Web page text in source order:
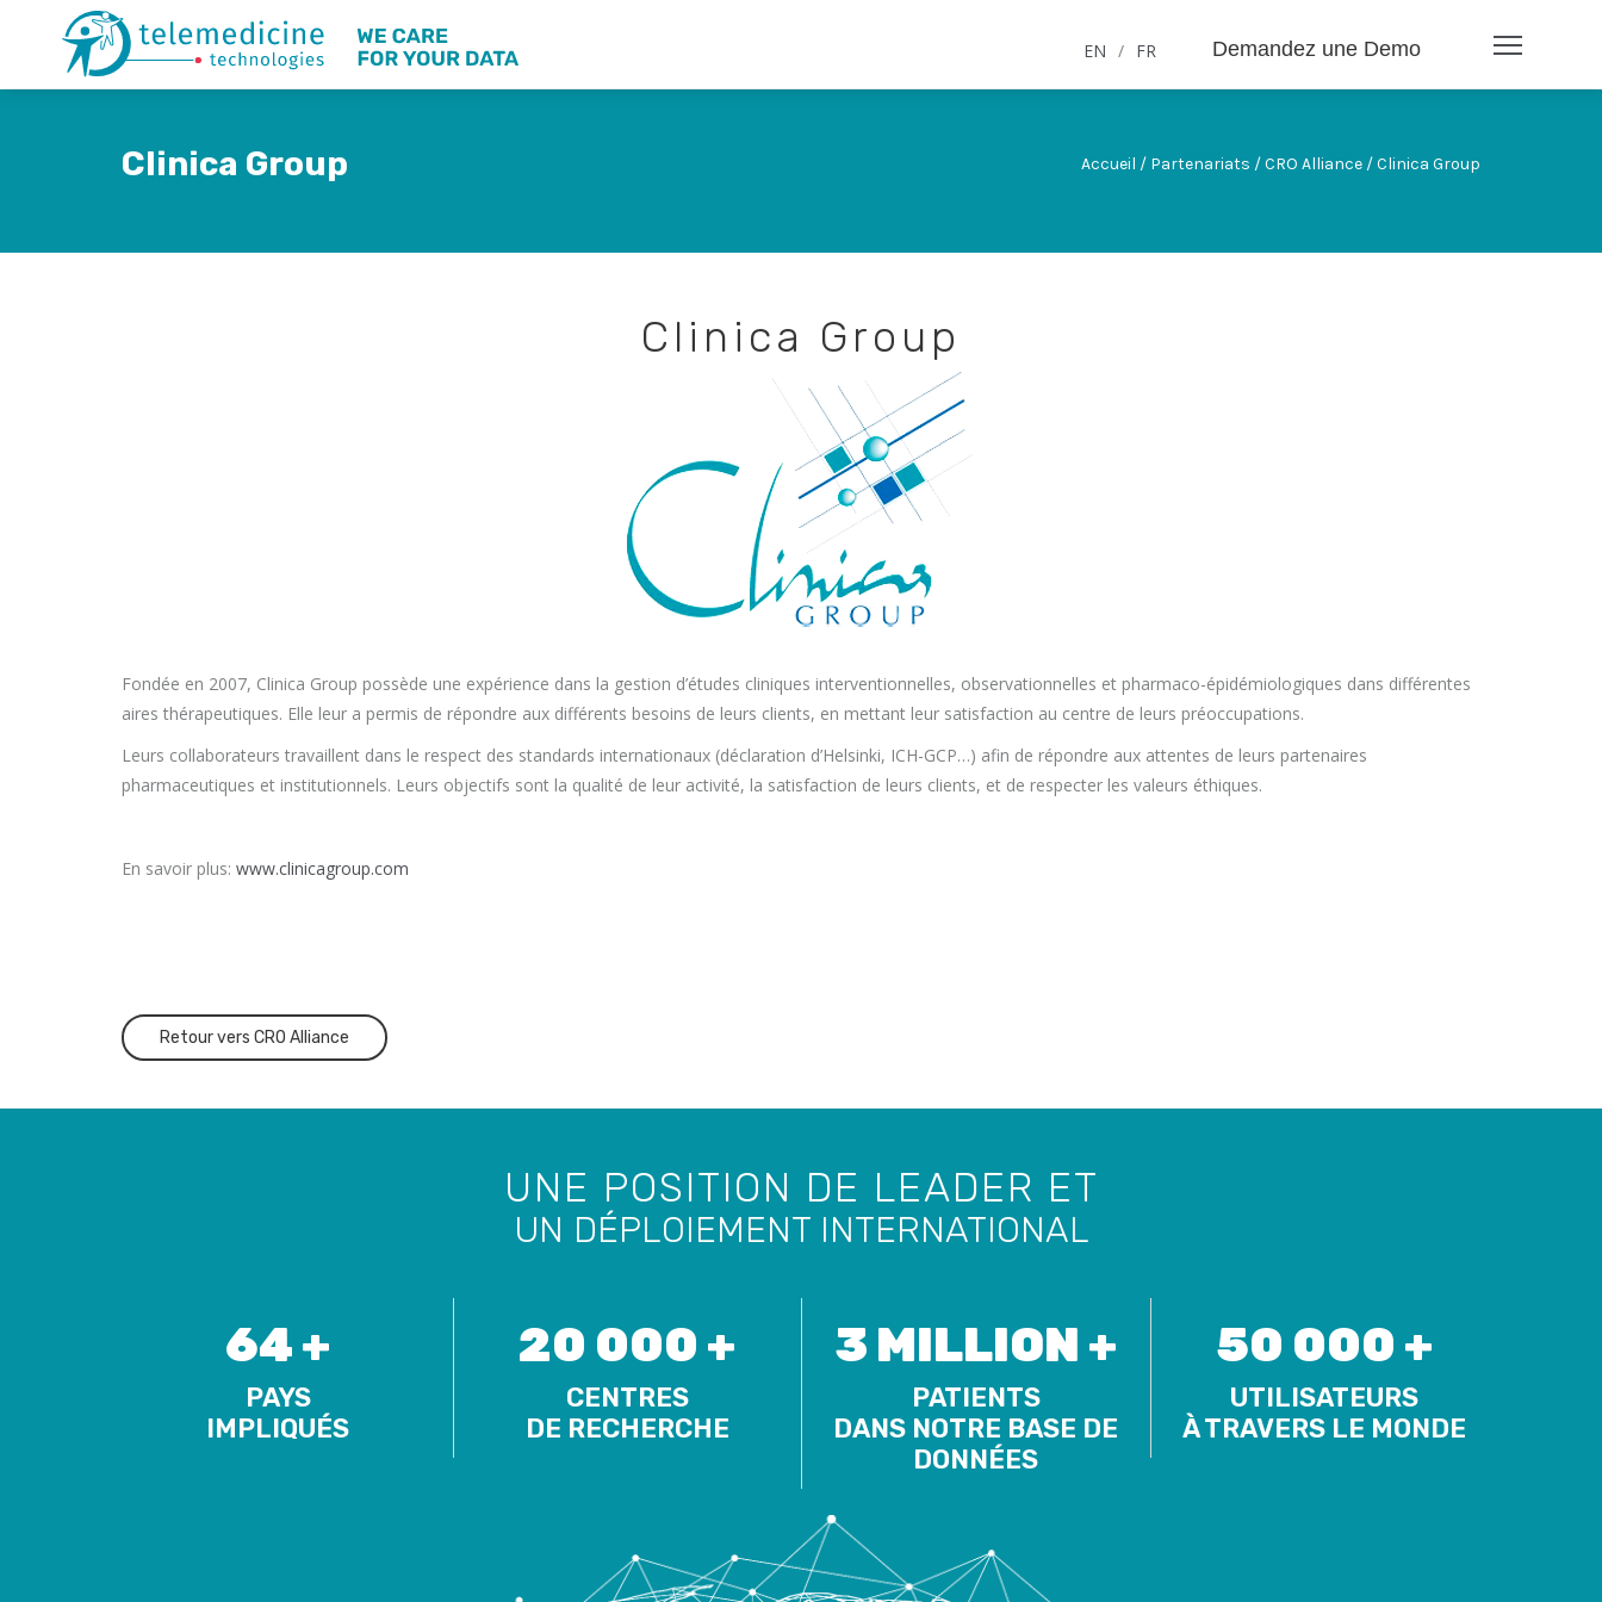
EN / FR Demandez une Demo
Clinica Group Accueil / Partenariats / CRO Alliance / Clinica Group
Clinica Group
Fondée en 2007, Clinica Group possède une expérience dans la gestion d’études cliniques interventionnelles, observationnelles et pharmaco-épidémiologiques dans différentes
aires thérapeutiques. Elle leur a permis de répondre aux différents besoins de leurs clients, en mettant leur satisfaction au centre de leurs préoccupations.
Leurs collaborateurs travaillent dans le respect des standards internationaux (déclaration d’Helsinki, ICH-GCP…) afin de répondre aux attentes de leurs partenaires
pharmaceutiques et institutionnels. Leurs objectifs sont la qualité de leur activité, la satisfaction de leurs clients, et de respecter les valeurs éthiques.
En savoir plus: www.clinicagroup.com
Retour vers CRO Alliance
UNE POSITION DE LEADER ET
UN DÉPLOIEMENT INTERNATIONAL
64 +
PAYS
IMPLIQUÉS
20 000 +
CENTRES
DE RECHERCHE
3 MILLION +
PATIENTS
DANS NOTRE BASE DE
DONNÉES
50 000 +
UTILISATEURS
À TRAVERS LE MONDE